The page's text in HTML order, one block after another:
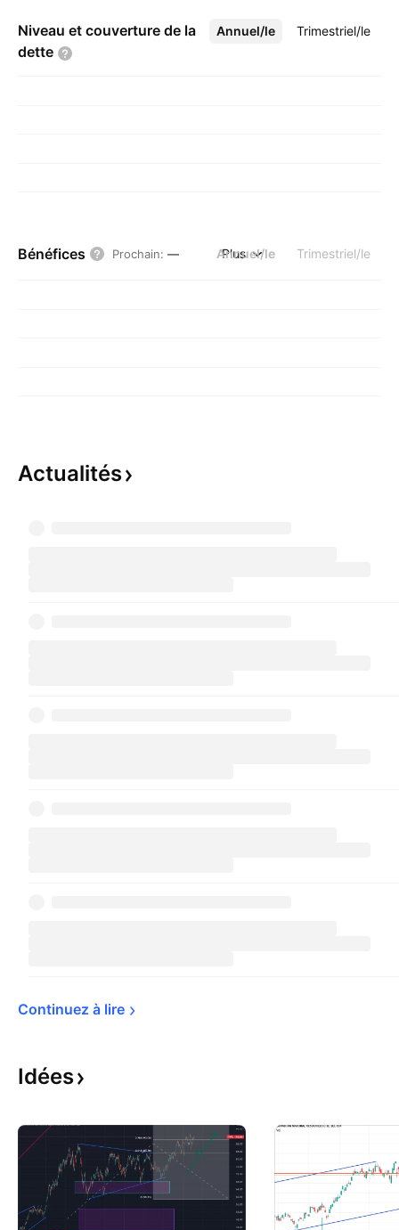
Niveau et couverture de la
dette
Annuel/le Trimestriel/le
Plus
Bénéfices Prochain: — Annuel/le Trimestriel/le
Plus
Actualités
Continuez à lire
Idées